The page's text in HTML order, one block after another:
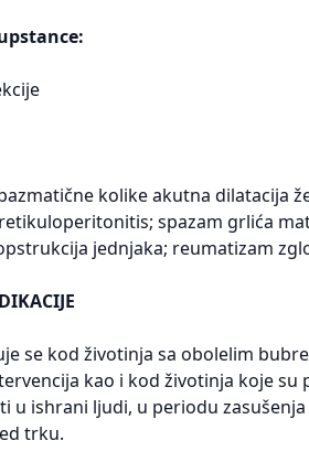
kolike akutna dilatacija
spazam grlića
jednjaka; reumatizam
se kod životinja sa obolelim
kao i kod životinja koje su
u ishrani ljudi, u periodu
trku.